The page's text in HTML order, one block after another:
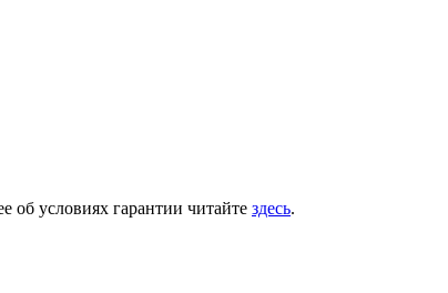
об условиях гарантии читайте здесь.